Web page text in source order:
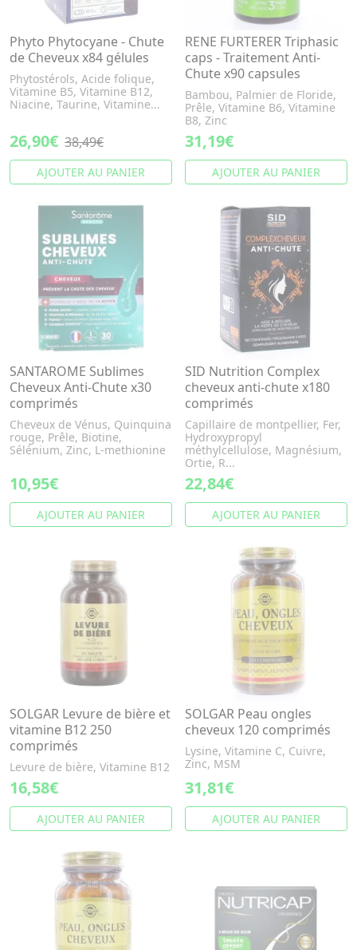
Phyto Phytocyane - Chute
de Cheveux x84 gélules
Phytostérols, Acide folique,
Vitamine B5, Vitamine B12,
Niacine, Taurine, Vitamine...
26,90€ 38,49€
AJOUTER AU PANIER
RENE FURTERER Triphasic
caps - Traitement Anti-
Chute x90 capsules
Bambou, Palmier de Floride,
Prêle, Vitamine B6, Vitamine
B8, Zinc
31,19€
AJOUTER AU PANIER
SANTAROME Sublimes
Cheveux Anti-Chute x30
comprimés
Cheveux de Vénus, Quinquina
rouge, Prêle, Biotine,
Sélénium, Zinc, L-methionine
10,95€
AJOUTER AU PANIER
SID Nutrition Complex
cheveux anti-chute x180
comprimés
Capillaire de montpellier, Fer,
Hydroxypropyl
méthylcellulose, Magnésium,
Ortie, R...
22,84€
AJOUTER AU PANIER
SOLGAR Levure de bière et
vitamine B12 250
comprimés
Levure de bière, Vitamine B12
16,58€
AJOUTER AU PANIER
SOLGAR Peau ongles
cheveux 120 comprimés
Lysine, Vitamine C, Cuivre,
Zinc, MSM
31,81€
AJOUTER AU PANIER